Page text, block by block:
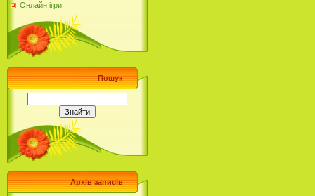
Онлайн ігри
Пошук
Архів записів